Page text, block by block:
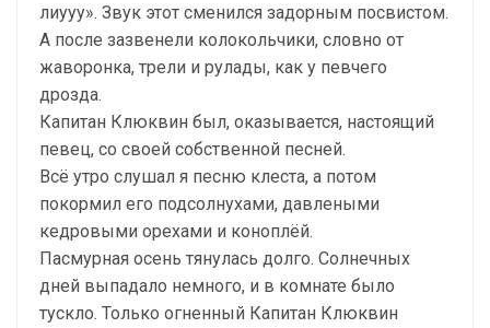
лиууу». Звук этот сменился задорным посвистом.
А после зазвенели колокольчики, словно от
жаворонка, трели и рулады, как у певчего
дрозда.
Капитан Клюквин был, оказывается, настоящий
певец, со своей собственной песней.
Всё утро слушал я песню клеста, а потом
покормил его подсолнухами, давлеными
кедровыми орехами и коноплёй.
Пасмурная осень тянулась долго. Солнечных
дней выпадало немного, и в комнате было
тускло. Только огненный Капитан Клюквин